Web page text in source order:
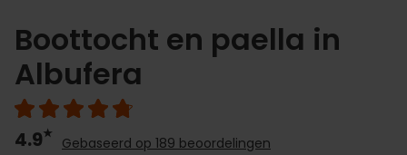
Boottocht en paella in
Albufera
4.9 Gebaseerd op 189 beoordelingen